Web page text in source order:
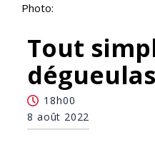
Photo:
Tout
18h00
8 août 2022